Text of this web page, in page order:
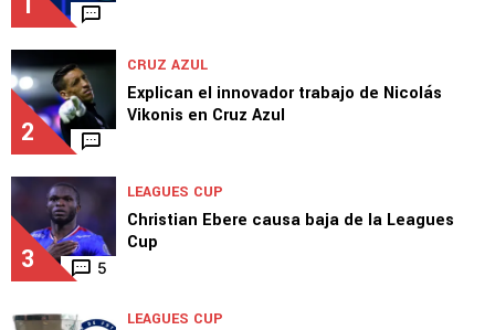
2
CRUZ AZUL
Explican el innovador trabajo de Nicolás
Vikonis en Cruz Azul
3 5
LEAGUES CUP
Christian Ebere causa baja de la Leagues
Cup
LEAGUES CUP